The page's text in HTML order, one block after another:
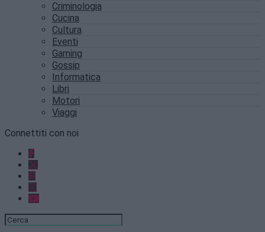
Criminologia
Cucina
Cultura
Eventi
Gaming
Gossip
Informatica
Libri
Motori
Viaggi
Connettiti con noi